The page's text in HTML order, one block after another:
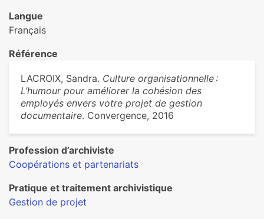
Langue
Français
Référence
LACROIX, Sandra. Culture organisationnelle :
L’humour pour améliorer la cohésion des
employés envers votre projet de gestion
documentaire. Convergence, 2016
Profession d’archiviste
Coopérations et partenariats
Pratique et traitement archivistique
Gestion de projet